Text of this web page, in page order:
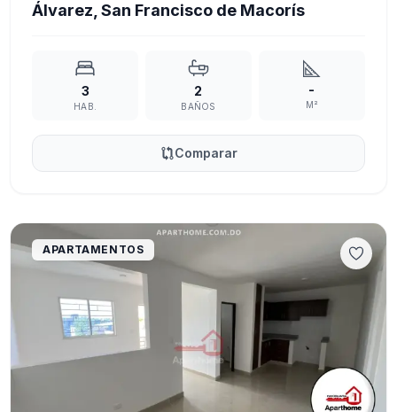
Álvarez, San Francisco de Macorís
3
HAB.
2
BAÑOS
-
M²
Comparar
APARTAMENTOS